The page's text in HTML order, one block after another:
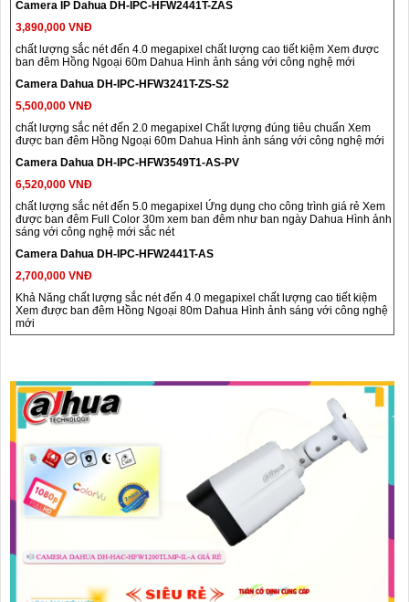
Camera IP Dahua DH-IPC-HFW2441T-ZAS
3,890,000 VNĐ
chất lượng sắc nét đến 4.0 megapixel chất lượng cao tiết kiệm Xem được
ban đêm Hồng Ngoại 60m Dahua Hình ảnh sáng với công nghệ mới
Camera Dahua DH-IPC-HFW3241T-ZS-S2
5,500,000 VNĐ
chất lượng sắc nét đến 2.0 megapixel Chất lượng đúng tiêu chuẩn Xem
được ban đêm Hồng Ngoại 60m Dahua Hình ảnh sáng với công nghệ mới
Camera Dahua DH-IPC-HFW3549T1-AS-PV
6,520,000 VNĐ
chất lượng sắc nét đến 5.0 megapixel Ứng dụng cho công trình giá rẻ Xem
được ban đêm Full Color 30m xem ban đêm như ban ngày Dahua Hình ảnh
sáng với công nghệ mới sắc nét
Camera Dahua DH-IPC-HFW2441T-AS
2,700,000 VNĐ
Khả Năng chất lượng sắc nét đến 4.0 megapixel chất lượng cao tiết kiệm
Xem được ban đêm Hồng Ngoại 80m Dahua Hình ảnh sáng với công nghệ
mới